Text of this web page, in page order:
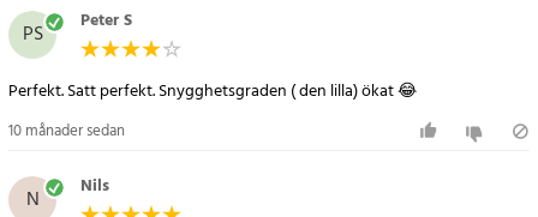
PS Peter S
Perfekt. Satt perfekt. Snygghetsgraden ( den lilla) ökat 😂
10 månader sedan
N Nils